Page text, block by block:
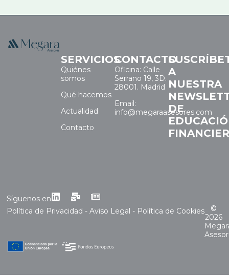
SERVICIOS
Quiénes
somos
Qué hacemos
Actualidad
Contacto
CONTACTO
Oficina: Calle
Serrano 19, 3D.
28001. Madrid
Email:
info@megaraasesores.com
A
NUESTRA
DE
Síguenos en
Política de Privacidad -Aviso Legal - Política de Cookies
©
2026